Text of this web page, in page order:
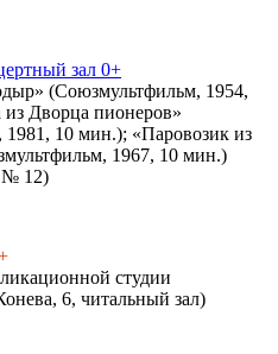
зал 0+
(Союзмультфильм, 1954,
Дворца пионеров»
10 мин.); «Паровозик из
1967, 10 мин.)
№ 12)
студии
6, читальный зал)